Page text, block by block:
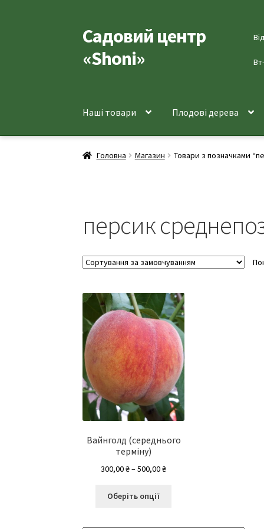
Перейти
до
навігації
Перейти
до
вмісту
Садовий центр
«Shoni»
Наші товари Плодові дерева
Головна Магазин Товари з позначками
персик
Вайнголд (середнього
терміну)
300,00₴–500,00₴Діапазон
Оберіть опції